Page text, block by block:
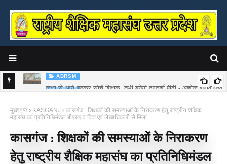
कक्षा से आगे बढ़कर सोचें शिक्षक, तभी बनेगी दूरदर्शी पीढ़ी - अशोक श्रीवास्तव
ABRSM
किया पुस्तक का भव्य लोकार्पण
मुख्यपृष्ठ KASGANJ
कासगंज : शिक्षकों की समस्याओं के निराकरण हेतु राष्ट्रीय शैक्षिक
महासंघ का प्रतिनिधिमंडल बीएसए व वित्त एवं लेखाधिकारी से मिला
कासगंज : शिक्षकों की समस्याओं के निराकरण
हेतु राष्ट्रीय शैक्षिक महासंघ का प्रतिनिधिमंडल